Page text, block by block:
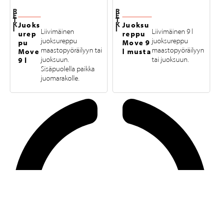
R
E
T
K
I Juoks
urep
pu
Move
9 l
Liivimäinen
juoksureppu
maastopyöräilyyn tai
juoksuun.
Sisäpuolella paikka
juomarakolle.
R
E
T
K
I Juoksu
reppu
Move 9
l musta
Liivimäinen 9 l
juoksureppu
maastopyöräilyyn
tai juoksuun.